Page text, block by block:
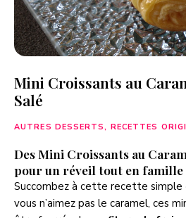
Mini Croissants au
Salé
AUTRES DESSERTS, RECETTES
Des Mini Croissants au
pour un réveil tout en
Succombez à cette recette simple
vous n’aimez pas le caramel, ces